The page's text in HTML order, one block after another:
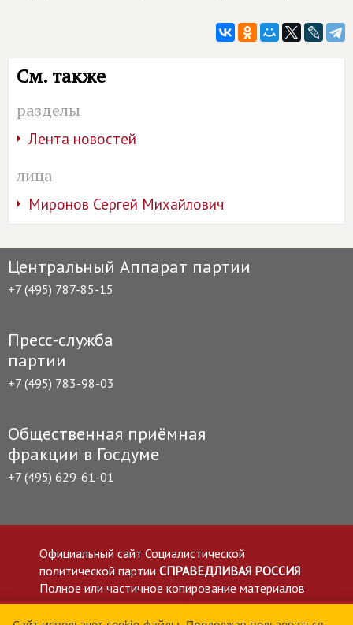
См. также
разделы
Лента новостей
лица
Миронов Сергей Михайлович
Центральный Аппарат партии
+7 (495) 787-85-15
Пресс-служба
партии
+7 (495) 783-98-03
Общественная приёмная
фракции в Госдуме
+7 (495) 629-61-01
Официальный сайт Социалистической
политической партии СПРАВЕДЛИВАЯ РОССИЯ
Полное или частичное копирование материалов
приветствуется со ссылкой на сайт spravedlivo.ru